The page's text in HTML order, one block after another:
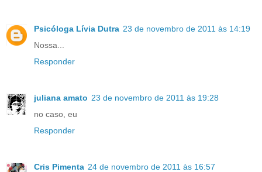
Psicóloga Lívia Dutra 23 de novembro de 2011 às 14:19
Nossa...
Responder
juliana amato 23 de novembro de 2011 às 19:28
no caso, eu
Responder
Cris Pimenta 24 de novembro de 2011 às 16:57